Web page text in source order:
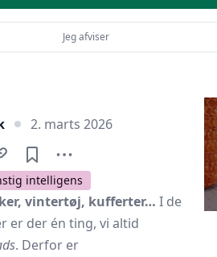
2. marts 2026
intelligens
vintertøj, kufferter… I de
er der én ting, vi altid
. Derfor er
Jeg afviser